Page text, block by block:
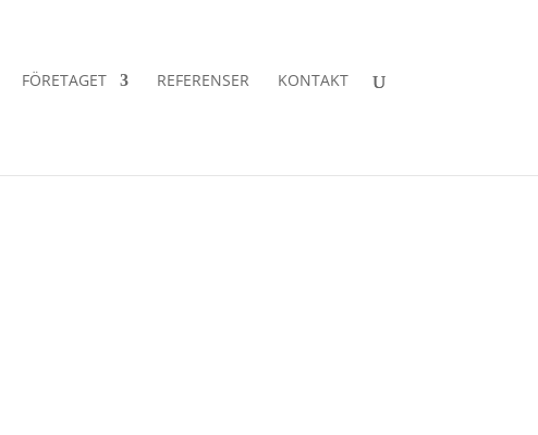
FÖRETAGET REFERENSER KONTAKT